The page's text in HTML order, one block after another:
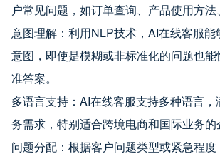
户常见问题，如订单查询、产品使用方法
意图理解：利用NLP技术，AI在线客服
意图，即使是模糊或非标准化的问题也
准答案。
多语言支持：AI在线客服支持多种语言，
务需求，特别适合跨境电商和国际业务的
问题分配：根据客户问题类型或紧急程